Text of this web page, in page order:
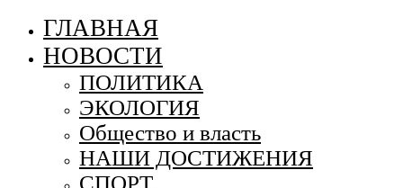
ГЛАВНАЯ
НОВОСТИ
ПОЛИТИКА
ЭКОЛОГИЯ
Общество и власть
НАШИ ДОСТИЖЕНИЯ
СПОРТ